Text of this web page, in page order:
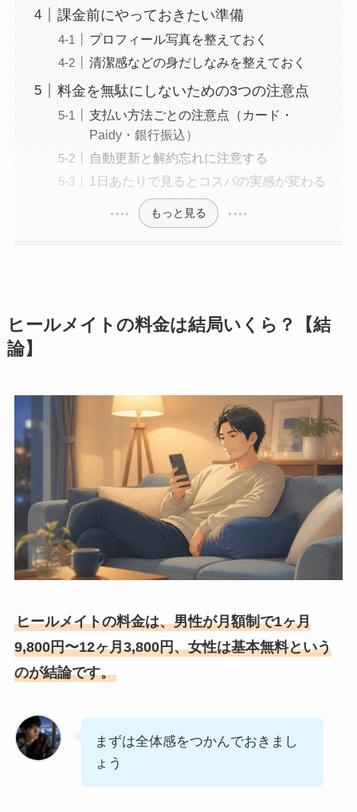
課金前にやっておきたい準備
プロフィール写真を整えておく
清潔感などの身だしなみを整えておく
料金を無駄にしないための3つの注意点
支払い方法ごとの注意点（カード・
Paidy・銀行振込）
自動更新と解約忘れに注意する
1日あたりで見るとコスパの実感が変わる
もっと見る
ヒールメイトの料金は結局いくら？【結
論】
ヒールメイトの料金は、男性が月額制で1ヶ月
9,800円〜12ヶ月3,800円、女性は基本無料という
のが結論です。
まずは全体感をつかんでおきまし
ょう